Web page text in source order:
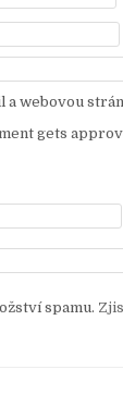
a webovou
gets
spamu.